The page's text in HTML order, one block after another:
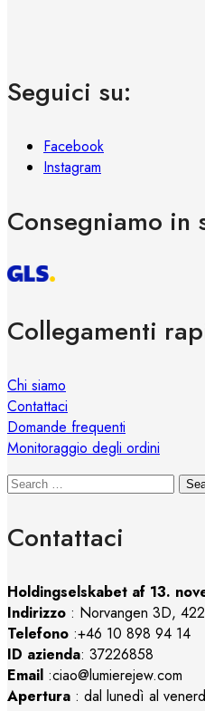
Seguici su:
Facebook
Instagram
Consegniamo in
Collegamenti
Chi siamo
Contattaci
Domande frequenti
Monitoraggio degli ordini
Contattaci
Holdingselskabet af 13.
Indirizzo : Norvangen 3D,
Telefono :+46 10 898 94 14
ID azienda: 37226858
Email :ciao@lumierejew.com
Apertura : dal lunedì al